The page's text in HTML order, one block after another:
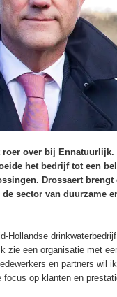
roer over bij
het bedrijf tot een
Drossaert
sector van duurzame
Hollandse
zie een organisatie met
en partners wil
op klanten en